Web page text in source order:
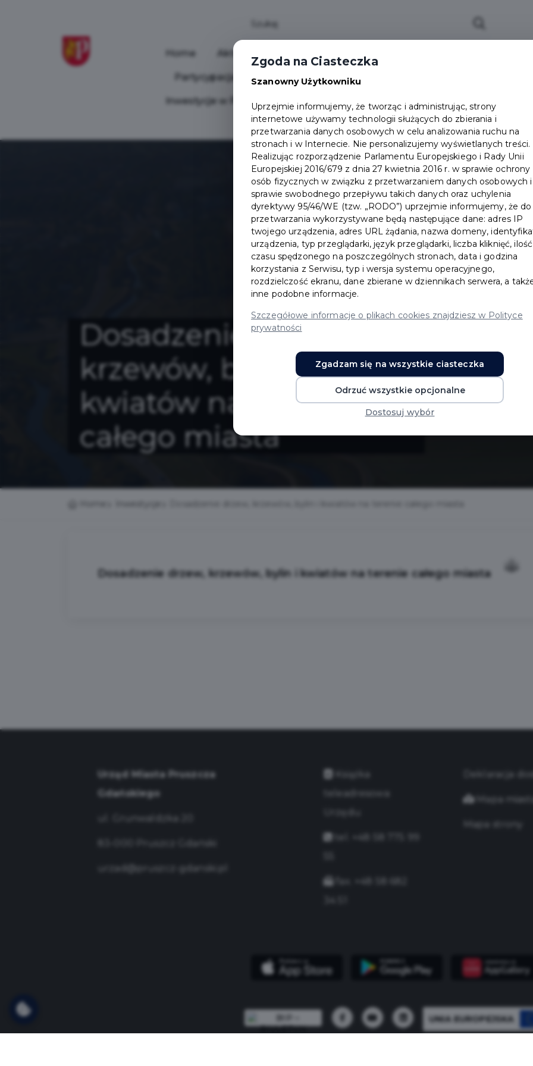
Home Aktualności Wydarzenia
Partycypacja Społeczna Programy
Inwestycje w Pruszczu Mapa Miasta Załatw sprawę
Ochrona ludności
Dosadzenie drzew,
krzewów, bylin i
kwiatów na terenie
całego miasta
Dosadzenie drzew, krzewów, bylin i kwiatów na terenie całego miasta
Urząd Miasta Pruszcza
Gdańskiego
urzad@pruszcz-gdanski.pl
Książka
teleadresowa
Deklaracja
Mapa
Mapa strony
UNIA EUROPEJSKA
Zgoda na Ciasteczka
Szanowny Użytkowniku
Uprzejmie informujemy, że tworząc i administrując, strony
internetowe używamy technologii służących do zbierania i
przetwarzania danych osobowych w celu analizowania ruchu na
stronach i w Internecie. Nie personalizujemy wyświetlanych treści.
Realizując rozporządzenie Parlamentu Europejskiego i Rady Unii
Europejskiej 2016/679 z dnia 27 kwietnia 2016 r. w sprawie ochrony
osób fizycznych w związku z przetwarzaniem danych osobowych
sprawie swobodnego przepływu takich danych oraz uchylenia
dyrektywy 95/46/WE (tzw. „RODO”) uprzejmie informujemy, że do
przetwarzania wykorzystywane będą następujące dane: adres IP
twojego urządzenia, adres URL żądania, nazwa domeny,
urządzenia, typ przeglądarki, język przeglądarki, liczba kliknięć, ilość
czasu spędzonego na poszczególnych stronach, data i godzina
korzystania z Serwisu, typ i wersja systemu operacyjnego,
rozdzielczość ekranu, dane zbierane w dziennikach serwera, a
inne podobne informacje.
Szczegółowe informacje o plikach cookies znajdziesz w Polityce
prywatności
Zgadzam się na wszystkie ciasteczka
Odrzuć wszystkie opcjonalne
Dostosuj wybór